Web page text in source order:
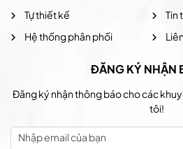
Tự thiết kế
Hệ thống phân phối
Tin
ĐĂNG KÝ NHẬN
Đăng ký nhận thông báo cho các
tôi!